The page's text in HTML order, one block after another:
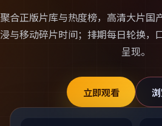
聚合正版片库与热度榜， 高清大片国
浸与移动碎片时间；排期每日轮换，
呈现。
立即观看